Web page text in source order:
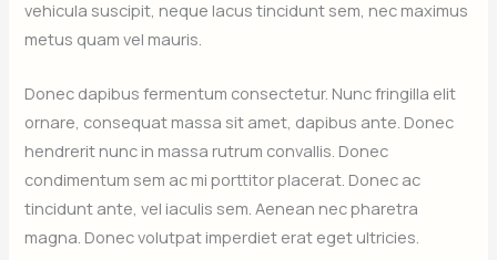
vehicula suscipit, neque lacus tincidunt sem, nec maximus
metus quam vel mauris.
Donec dapibus fermentum consectetur. Nunc fringilla elit
ornare, consequat massa sit amet, dapibus ante. Donec
hendrerit nunc in massa rutrum convallis. Donec
condimentum sem ac mi porttitor placerat. Donec ac
tincidunt ante, vel iaculis sem. Aenean nec pharetra
magna. Donec volutpat imperdiet erat eget ultricies.